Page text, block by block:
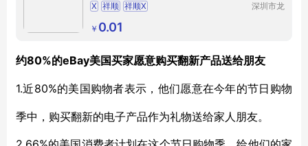
X 祥顺 祥顺X
深圳市龙
￥ 0.01
约80%的eBay美国买家愿意购买翻新产品送给朋友
1.近80%的美国购物者表示，他们愿意在今年的节日购物
季中，购买翻新的电子产品作为礼物送给家人朋友。